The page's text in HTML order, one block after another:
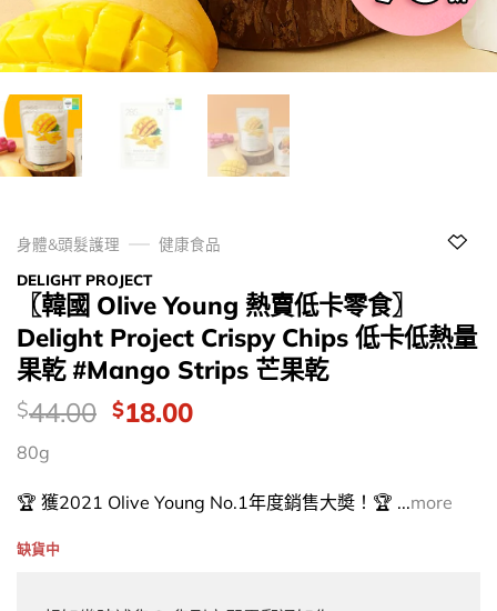
身體&頭髮護理
健康食品
DELIGHT PROJECT
〖韓國 Olive Young 熱賣低卡零食〗
Delight Project Crispy Chips 低卡低熱量
果乾 #Mango Strips 芒果乾
價
錢：
$44.00 Original
$44.00.
$18.00Current
$18.00.
80g
🏆 獲2021 Olive Young No.1年度銷售大奬！🏆 ...more
缺貨中